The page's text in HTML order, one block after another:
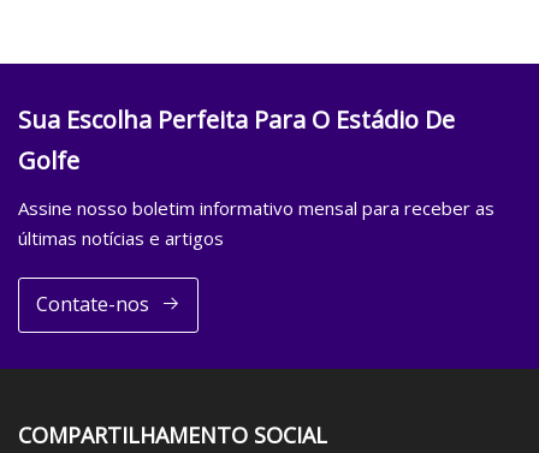
Sua Escolha Perfeita Para O Estádio De
Golfe
Assine nosso boletim informativo mensal para receber as
últimas notícias e artigos
Contate-nos
COMPARTILHAMENTO SOCIAL